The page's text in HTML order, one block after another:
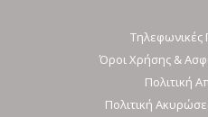
Τηλεφωνικές
Όροι Χρήσης &
Πολιτική
Πολιτική